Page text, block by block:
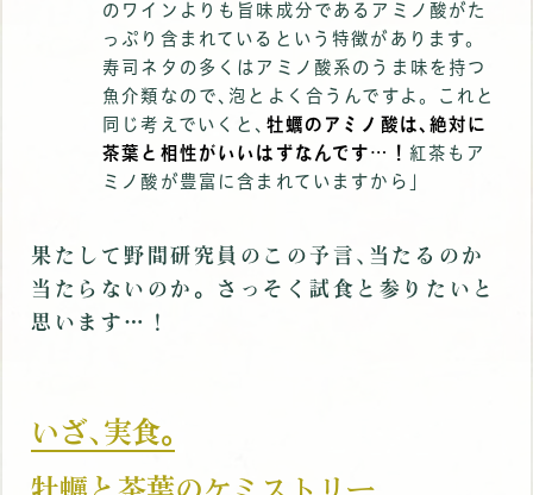
のワインよりも旨味成分であるアミノ酸がた
っぷり含まれているという特徴があります。
寿司ネタの多くはアミノ酸系のうま味を持つ
魚介類なので､泡とよく合うんですよ。これと
同じ考えでいくと､ 牡蠣のアミノ酸は､絶対に
茶葉と相性がいいはずなんです…！ 紅茶もア
ミノ酸が豊富に含まれていますから｣
果たして野間研究員のこの予言､当たるのか
当たらないのか。さっそく試食と参りたいと
思います…！
いざ､実食｡
牡蠣と茶葉のケミストリー